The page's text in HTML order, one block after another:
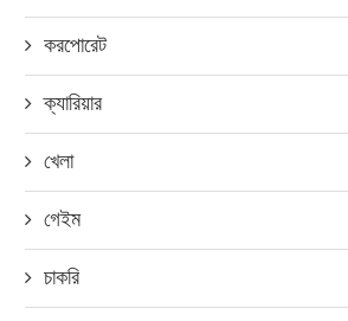
করপোরেট
ক্যারিয়ার
খেলা
গেইম
চাকরি